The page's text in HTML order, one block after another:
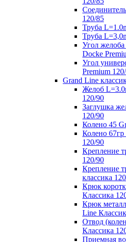
120/85
Труба
Труба
Угол
Docke
Угол
Premium
Grand Line
Желоб
120/90
Заглушка
120/90
Колено 45
Колено
120/90
Крепление
120/90
Крепление
классика
Крюк
Классика
Крюк
Line
Отвод
Классика
Приемная